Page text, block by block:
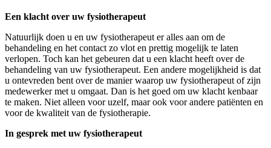
Een klacht over uw fysiotherapeut
Natuurlijk doen u en uw fysiotherapeut er alles aan om de
behandeling en het contact zo vlot en prettig mogelijk te laten
verlopen. Toch kan het gebeuren dat u een klacht heeft over de
behandeling van uw fysiotherapeut. Een andere mogelijkheid is dat
u ontevreden bent over de manier waarop uw fysiotherapeut of zijn
medewerker met u omgaat. Dan is het goed om uw klacht kenbaar
te maken. Niet alleen voor uzelf, maar ook voor andere patiënten en
voor de kwaliteit van de fysiotherapie.
In gesprek met uw fysiotherapeut